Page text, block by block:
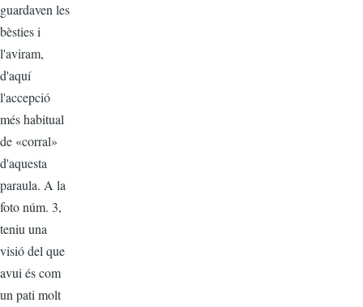
guardaven les
bèsties i
l'aviram,
d'aquí
l'accepció
més habitual
de «corral»
d'aquesta
paraula. A la
foto núm. 3,
teniu una
visió del que
avui és com
un pati molt